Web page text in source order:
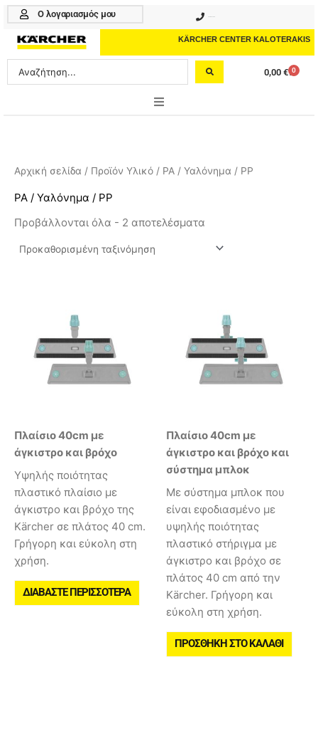
Μετάβαση
περιεχόμενο
Ο λογαριασμός μου
KÄRCHER CENTER KALOTERAKIS
Search
...
0,00 € 0
Cart
PROFESSIONAL
ΑΞΕΣΟΥΑΡ
ΚΑΘΑΡΙΣΤΙΚΑ
Αρχική σελίδα / Προϊόν Υλικό / PA / Υαλόνημα / PP
PA / Υαλόνημα / PP
Προβάλλονται όλα - 2 αποτελέσματα
Πλαίσιο 40cm με
άγκιστρο και βρόχο
Υψηλής ποιότητας
πλαστικό πλαίσιο με
άγκιστρο και βρόχο της
Kärcher σε πλάτος 40 cm.
Γρήγορη και εύκολη στη
χρήση.
ΔΙΑΒΆΣΤΕ ΠΕΡΙΣΣΌΤΕΡΑ
Πλαίσιο 40cm με
άγκιστρο και βρόχο και
σύστημα μπλοκ
Με σύστημα μπλοκ που
είναι εφοδιασμένο με
υψηλής ποιότητας
πλαστικό στήριγμα με
άγκιστρο και βρόχο σε
πλάτος 40 cm από την
Kärcher. Γρήγορη και
εύκολη στη χρήση.
ΠΡΟΣΘΉΚΗ ΣΤΟ ΚΑΛΆΘΙ